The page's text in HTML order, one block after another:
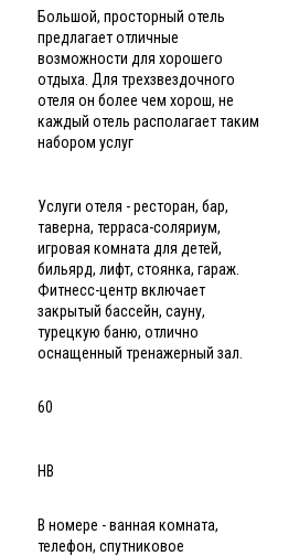
Большой, просторный отель
предлагает отличные
возможности для хорошего
отдыха. Для трехзвездочного
отеля он более чем хорош, не
каждый отель располагает таким
набором услуг
Услуги отеля - ресторан, бар,
таверна, терраса-соляриум,
игровая комната для детей,
бильярд, лифт, стоянка, гараж.
Фитнесс-центр включает
закрытый бассейн, сауну,
турецкую баню, отлично
оснащенный тренажерный зал.
60
HB
В номере - ванная комната,
телефон, спутниковое